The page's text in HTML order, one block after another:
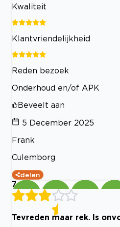
Kwaliteit
Klantvriendelijkheid
Reden bezoek
Onderhoud en/of APK
Beveelt aan
5 December 2025
Frank
Culemborg
delen
7
Tevreden maar rek. Is